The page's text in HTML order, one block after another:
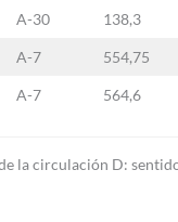
A-30 138,3
A-7 554,75
A-7 564,6
la circulación D: